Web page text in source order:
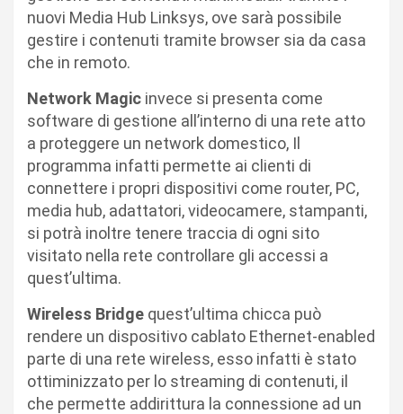
nuovi Media Hub Linksys, ove sarà possibile
gestire i contenuti tramite browser sia da casa
che in remoto.
Network Magic invece si presenta come
software di gestione all’interno di una rete atto
a proteggere un network domestico, Il
programma infatti permette ai clienti di
connettere i propri dispositivi come router, PC,
media hub, adattatori, videocamere, stampanti,
si potrà inoltre tenere traccia di ogni sito
visitato nella rete controllare gli accessi a
quest’ultima.
Wireless Bridge quest’ultima chicca può
rendere un dispositivo cablato Ethernet-enabled
parte di una rete wireless, esso infatti è stato
ottiminizzato per lo streaming di contenuti, il
che permette addirittura la connessione ad un